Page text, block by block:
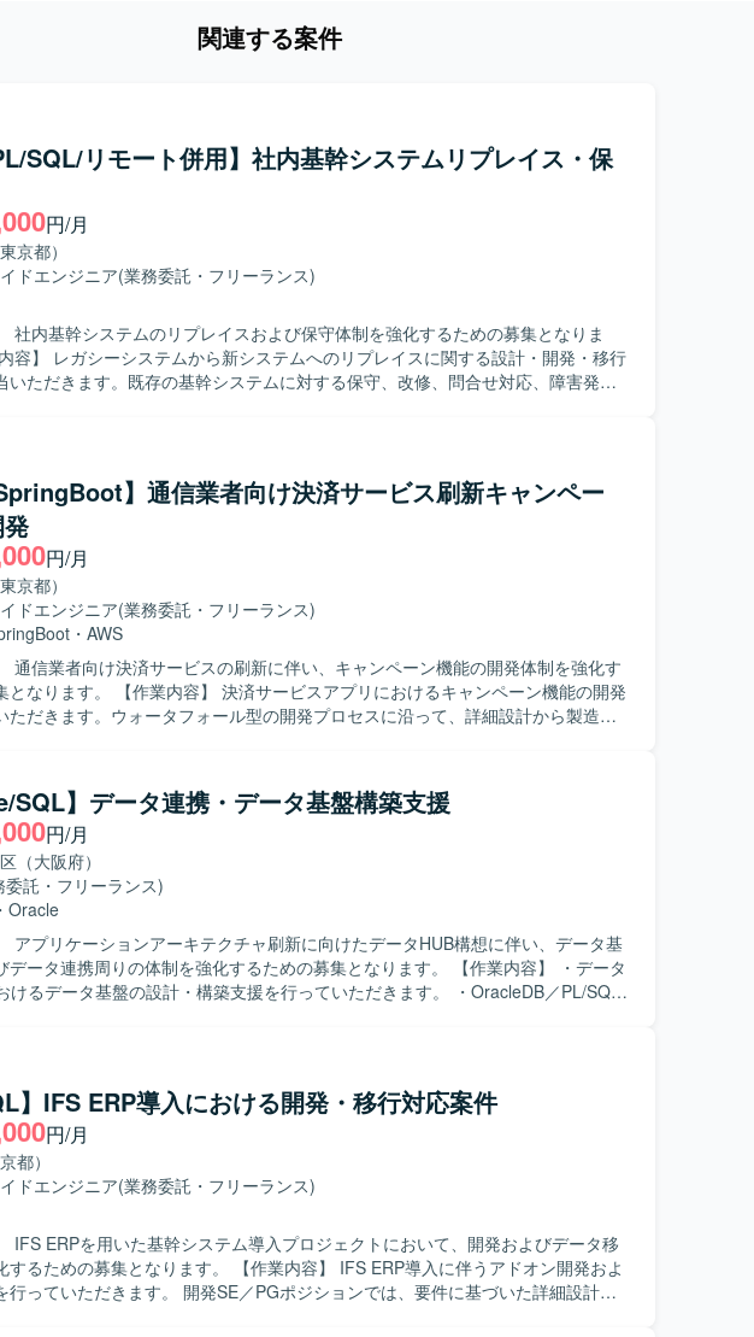
関連する案件
SQL/リモート併用】社内基幹システムリプレイス・保
円/月
京都）
ドエンジニア(業務委託・フリーランス)
社内基幹システムのリプレイスおよび保守体制を強化するための募集となりま
いただきます。既存の基幹システムに対する保守、改修、問合せ対応、障害発生
動いていただける方を求めております。既存システムの仕様を自らキャッチアッ
り強く対応できる方が望ましいです。 【ポジションの魅力】 基幹システ
スおよび保守を通じて、上流から下流まで一貫した業務に携わることができま
保守・改善を通じて業務理解と技術力を同時に高めることができ、SQLやPL/SQL
発・保守の経験を深められます。 【開発環境】 SQLおよびPL/SQLを中
システム環境での開発・保守となります。Oracle関連技術を利用したシステムが
。
】通信業者向け決済サービス刷新キャンペー
円/月
京都）
ドエンジニア(業務委託・フリーランス)
・ AWS
通信業者向け決済サービスの刷新に伴い、キャンペーン機能の開発体制を強化す
ービスアプリにおけるキャンペーン機能の開発
ただきます。ウォータフォール型の開発プロセスに沿って、詳細設計から製造、
像】 バックエンド開発における設計から試験まで一貫して主体的に対応できる方
ます。チームメンバーや関係者と円滑にコミュニケーションを取りながら、品質
両立を意識して取り組んでいただける方が望ましいです。 【ポジションの魅
決済サービスの刷新プロジェクトに参画していただけるため、決済領域での業務
システム開発の経験を積むことができます。詳細設計以降の工程を通じて、設計
計力を高めることができ、長期的な参画により継続的なスキルアップも期待でき
発していただきます。ウォータフォール型の開発プロセスを採用しており、各工
物レビューや試験を行う体制となっております。
SQL】データ連携・データ基盤構築支援
円/月
（大阪府）
委託・フリーランス)
Oracle
アプリケーションアーキテクチャ刷新に向けたデータHUB構想に伴い、データ基
タ連携周りの体制を強化するための募集となります。 【作業内容】 ・データ
けるデータ基盤の設計・構築支援を行っていただきます。 ・OracleDB／PL/SQL
タ連携ツールを用いたジョブ設計～実装～運用を行っていただきます。 ・バッ
およびスケジューラとの連携設定を行っていただきます。 ・JDBC/ODBCコネク
製品を用いた接続設定・マッピング・ジョブ定義を行っていただきます。 ・
サブクエリを含むSQLの読解／作成およびテーブル設計（正規化／非正規化）を
スやデータ連携に関する知見を活かしな
ニケーションを取りながら、ドキュメントや仕様を整理しつつ着実に作業を進め
【ポジションの魅力】 ・データHUB構想の基盤づくりに携
データ連携・データ基盤領域における上流から実装まで一連の経験を積むことが
OracleDBおよび各種ETLツールを用いた大規模なデータ連携の実務経験を通じ
】IFS ERP導入における開発・移行対応案件
円/月
都）
ドエンジニア(業務委託・フリーランス)
IFS ERPを用いた基幹システム導入プロジェクトにおいて、開発およびデータ移
なります。 【作業内容】 IFS ERP導入に伴うアドオン開発およ
行っていただきます。 開発SE／PGポジションでは、要件に基づいた詳細設計か